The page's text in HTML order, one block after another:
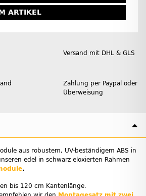
ARTIKEL
Versand mit DHL & GLS
Zahlung per Paypal oder
Überweisung
aus robustem, UV-beständigem ABS in
edel in schwarz eloxierten Rahmen
.
bis 120 cm Kantenlänge.